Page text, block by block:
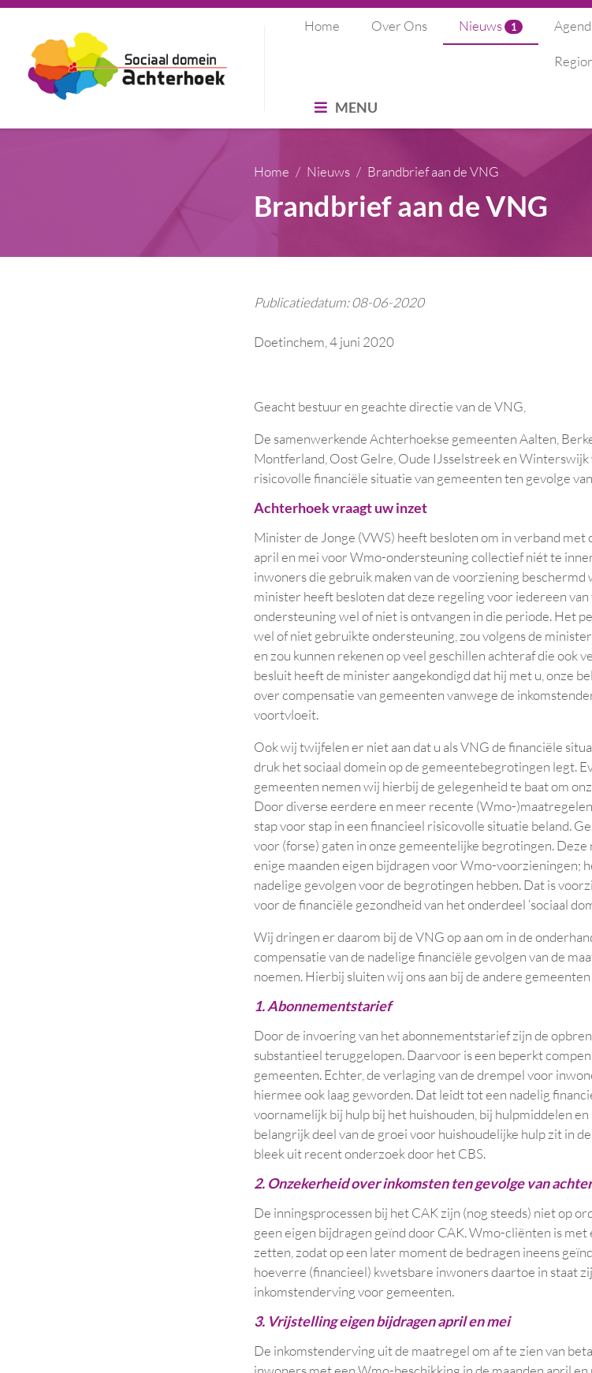
Home Over Ons Nieuws 1
MENU
Home Nieuws Brandbrief aan de VNG
Brandbrief aan de VNG
Publicatiedatum: 08-06-2020
Doetinchem, 4 juni 2020
Geacht bestuur en geachte directie van de VNG,
De samenwerkende Achterhoekse gemeenten Aalten,
Montferland, Oost Gelre, Oude IJsselstreek en
risicovolle financiële situatie van gemeenten ten gevolge
Achterhoek vraagt uw inzet
Minister de Jonge (VWS) heeft besloten om in verband met
april en mei voor Wmo-ondersteuning collectief niét te
inwoners die gebruik maken van de voorziening
minister heeft besloten dat deze regeling voor iedereen van
ondersteuning wel of niet is ontvangen in die periode. Het
wel of niet gebruikte ondersteuning, zou volgens de
en zou kunnen rekenen op veel geschillen achteraf die ook
besluit heeft de minister aangekondigd dat hij met u, onze
over compensatie van gemeenten vanwege de
voortvloeit.
Ook wij twijfelen er niet aan dat u als VNG de financiële
druk het sociaal domein op de gemeentebegrotingen legt.
gemeenten nemen wij hierbij de gelegenheid te baat om
Door diverse eerdere en meer recente (Wmo-
stap voor stap in een financieel risicovolle situatie beland.
voor (forse) gaten in onze gemeentelijke begrotingen.
enige maanden eigen bijdragen voor Wmo-voorzieningen;
nadelige gevolgen voor de begrotingen hebben. Dat is
voor de financiële gezondheid van het onderdeel ‘sociaal
Wij dringen er daarom bij de VNG op aan om in de
compensatie van de nadelige financiële gevolgen van de
noemen. Hierbij sluiten wij ons aan bij de andere
1. Abonnementstarief
Door de invoering van het abonnementstarief zijn de
substantieel teruggelopen. Daarvoor is een beperkt
gemeenten. Echter, de verlaging van de drempel voor
hiermee ook laag geworden. Dat leidt tot een nadelig
voornamelijk bij hulp bij het huishouden, bij hulpmiddelen
belangrijk deel van de groei voor huishoudelijke hulp zit in
bleek uit recent onderzoek door het CBS.
2. Onzekerheid over inkomsten ten gevolge van
De inningsprocessen bij het CAK zijn (nog steeds) niet op
geen eigen bijdragen geïnd door CAK. Wmo-cliënten is
zetten, zodat op een later moment de bedragen ineens
hoeverre (financieel) kwetsbare inwoners daartoe in staat
inkomstenderving voor gemeenten.
3. Vrijstelling eigen bijdragen april en mei
De inkomstenderving uit de maatregel om af te zien van